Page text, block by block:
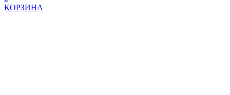
КОРЗИНА